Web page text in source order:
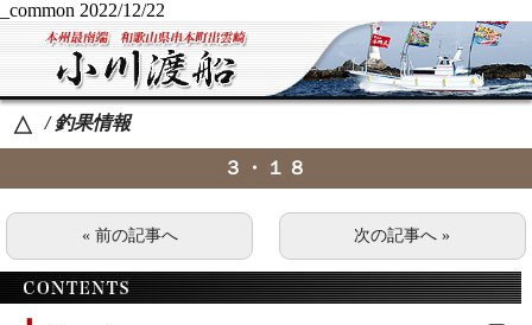
_common 2022/12/22
△ / 釣果情報
３・１８
« 前の記事へ 次の記事へ »